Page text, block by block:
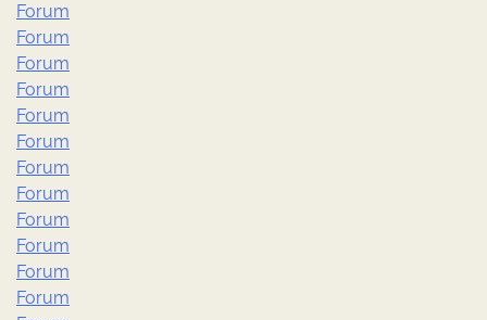
Forum
Forum
Forum
Forum
Forum
Forum
Forum
Forum
Forum
Forum
Forum
Forum